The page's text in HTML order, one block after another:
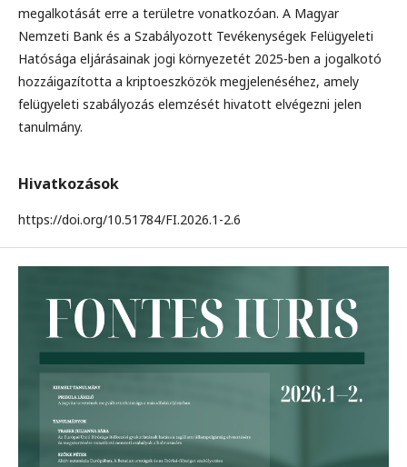
megalkotását erre a területre vonatkozóan. A Magyar
Nemzeti Bank és a Szabályozott Tevékenységek Felügyeleti
Hatósága eljárásainak jogi környezetét 2025-ben a jogalkotó
hozzáigazította a kriptoeszközök megjelenéséhez, amely
felügyeleti szabályozás elemzését hivatott elvégezni jelen
tanulmány.
Hivatkozások
https://doi.org/10.51784/FI.2026.1-2.6